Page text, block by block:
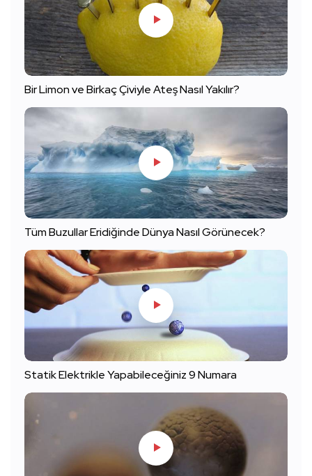
Bir Limon ve Birkaç Çiviyle Ateş Nasıl Yakılır?
Tüm Buzullar Eridiğinde Dünya Nasıl Görünecek?
Statik Elektrikle Yapabileceğiniz 9 Numara